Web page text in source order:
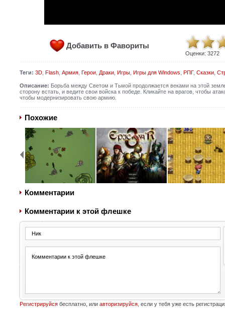
Добавить в Фавориты
Оценки: 3272
Теги: 3D, Flash, Армия, Герои, Драки, Игры, Игры для Windows РПГ, Сказки,
Описание: Борьба между Светом и Тьмой продолжается веками на этой
сторону встать, и ведите свои войска к победе. Кликайте на врагов, чтобы
чтобы модернизировать свою армию.
Похожие
Комментарии
Комментарии к этой флешке
Регистрируйсябесплатно, или авторизируйся, если у тебя уже есть